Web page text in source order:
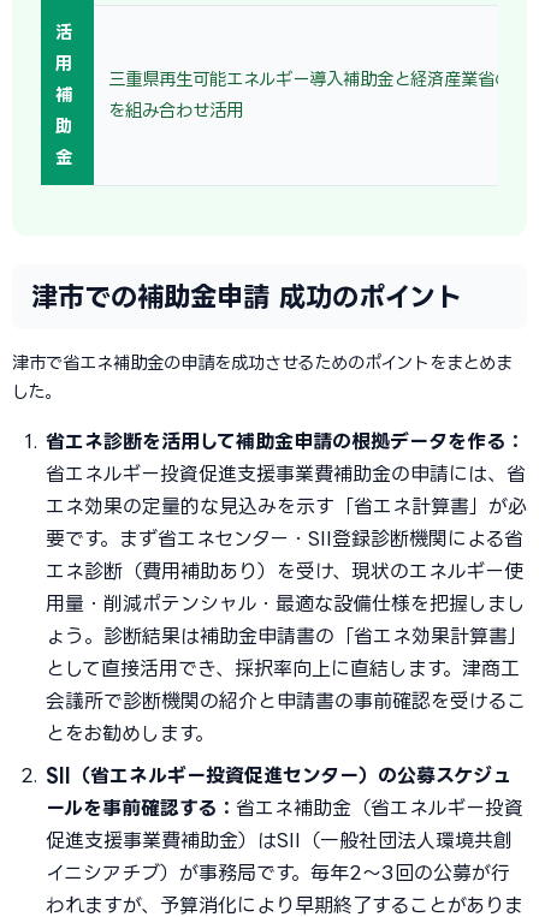
活
用
補
助
金
三重県再生可能エネルギー導入補助金と経済産業省の省
を組み合わせ活用
津市での補助金申請 成功のポイント
津市で省エネ補助金の申請を成功させるためのポイントをまとめま
した。
省エネ診断を活用して補助金申請の根拠データを作る：
省エネルギー投資促進支援事業費補助金の申請には、省
エネ効果の定量的な見込みを示す「省エネ計算書」が必
要です。まず省エネセンター・SII登録診断機関による省
エネ診断（費用補助あり）を受け、現状のエネルギー使
用量・削減ポテンシャル・最適な設備仕様を把握しまし
ょう。診断結果は補助金申請書の「省エネ効果計算書」
として直接活用でき、採択率向上に直結します。津商工
会議所で診断機関の紹介と申請書の事前確認を受けるこ
とをお勧めします。
SII（省エネルギー投資促進センター）の公募スケジュ
ールを事前確認する： 省エネ補助金（省エネルギー投資
促進支援事業費補助金）はSII（一般社団法人環境共創
イニシアチブ）が事務局です。毎年2〜3回の公募が行
われますが、予算消化により早期終了することがありま